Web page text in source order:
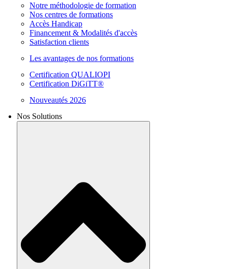
Notre méthodologie de formation
Nos centres de formations
Accès Handicap
Financement & Modalités d'accès
Satisfaction clients
Les avantages de nos formations
Certification QUALIOPI
Certification DiGiTT®
Nouveautés 2026
Nos Solutions